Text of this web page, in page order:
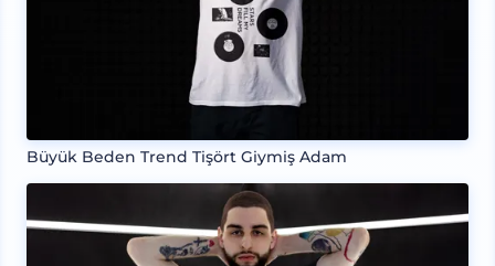
Büyük Beden Trend Tişört Giymiş Adam